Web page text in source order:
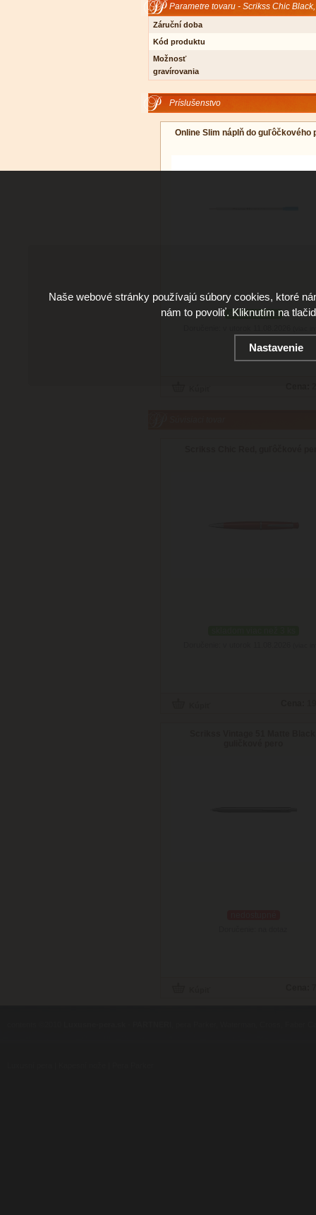
Parametre tovaru - Scrikss Chic
Záruční doba
Kód produktu
Možnosť
gravírovania
Príslušenstvo
Online Slim náplň do guľôčkového
skladom 2 ks
Naše webové stránky používajú súbory cookies, ktoré
nám to povoliť. Kliknutím na
Nastavenie